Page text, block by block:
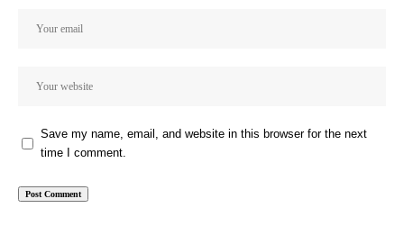
Save my name, email, and website in this browser for the next
time I comment.